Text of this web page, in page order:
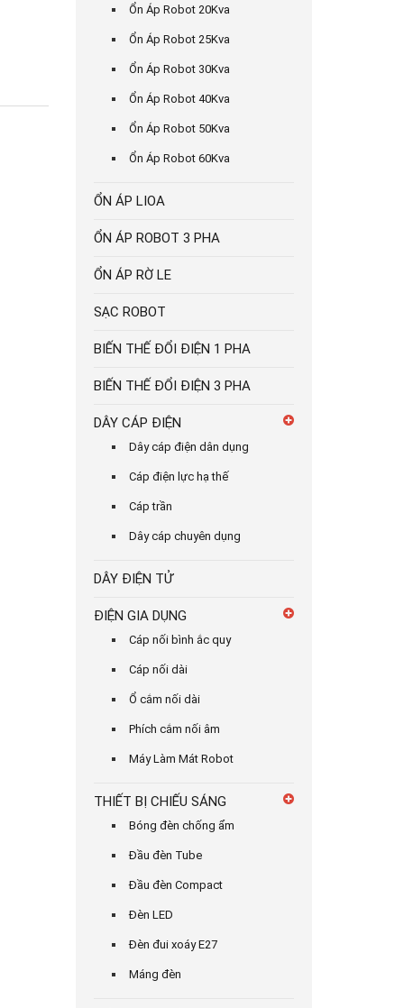
Ổn Áp Robot 20Kva
Ổn Áp Robot 25Kva
Ổn Áp Robot 30Kva
Ổn Áp Robot 40Kva
Ổn Áp Robot 50Kva
Ổn Áp Robot 60Kva
ỔN ÁP LIOA
ỔN ÁP ROBOT 3 PHA
ỔN ÁP RỜ LE
SẠC ROBOT
BIẾN THẾ ĐỔI ĐIỆN 1 PHA
BIẾN THẾ ĐỔI ĐIỆN 3 PHA
DÂY CÁP ĐIỆN
Dây cáp điện dân dụng
Cáp điện lực hạ thế
Cáp trần
Dây cáp chuyên dụng
DÂY ĐIỆN TỬ
ĐIỆN GIA DỤNG
Cáp nối bình ắc quy
Cáp nối dài
Ổ cắm nối dài
Phích cắm nối âm
Máy Làm Mát Robot
THIẾT BỊ CHIẾU SÁNG
Bóng đèn chống ẩm
Đầu đèn Tube
Đầu đèn Compact
Đèn LED
Đèn đui xoáy E27
Máng đèn